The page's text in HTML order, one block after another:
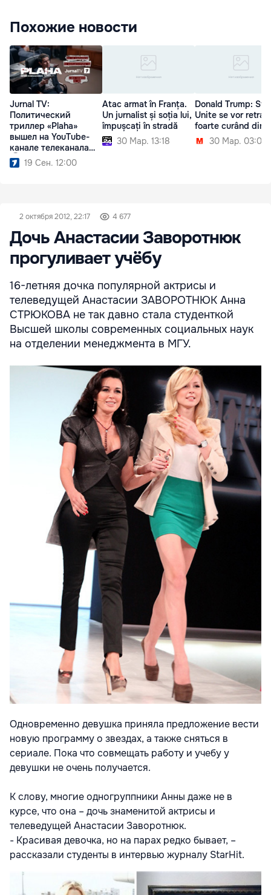
Похожие новости
Jurnal TV:
Политический
триллер «Plaha»
вышел на YouTube-
канале телеканала
Ⓟ 19 Сен. 12:00
Atac armat în Franța.
Un jurnalist și soția lui,
împușcați în stradă
30 Мар. 13:18
Donald Trump:
Unite se vor
foarte curând din
30 Мар. 03:00
2 октября 2012, 22:17 4 677
Дочь Анастасии Заворотнюк
прогуливает учёбу
16-летняя дочка популярной актрисы и
телеведущей Анастасии ЗАВОРОТНЮК Анна
СТРЮКОВА не так давно стала студенткой
Высшей школы современных социальных наук
на отделении менеджмента в МГУ.
Одновременно девушка приняла предложение вести
новую программу о звездах, а также сняться в
сериале. Пока что совмещать работу и учебу у
девушки не очень получается.
К слову, многие одногруппники Анны даже не в
курсе, что она – дочь знаменитой актрисы и
телеведущей Анастасии Заворотнюк.
- Красивая девочка, но на парах редко бывает, –
рассказали студенты в интервью журналу StarHit.